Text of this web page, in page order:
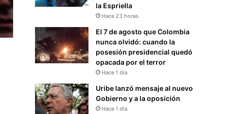
la Espriella
Hace 23 horas
El 7 de agosto que Colombia
nunca olvidó: cuando la
posesión presidencial quedó
opacada por el terror
Hace 1 día
Uribe lanzó mensaje al nuevo
Gobierno y a la oposición
Hace 1 día